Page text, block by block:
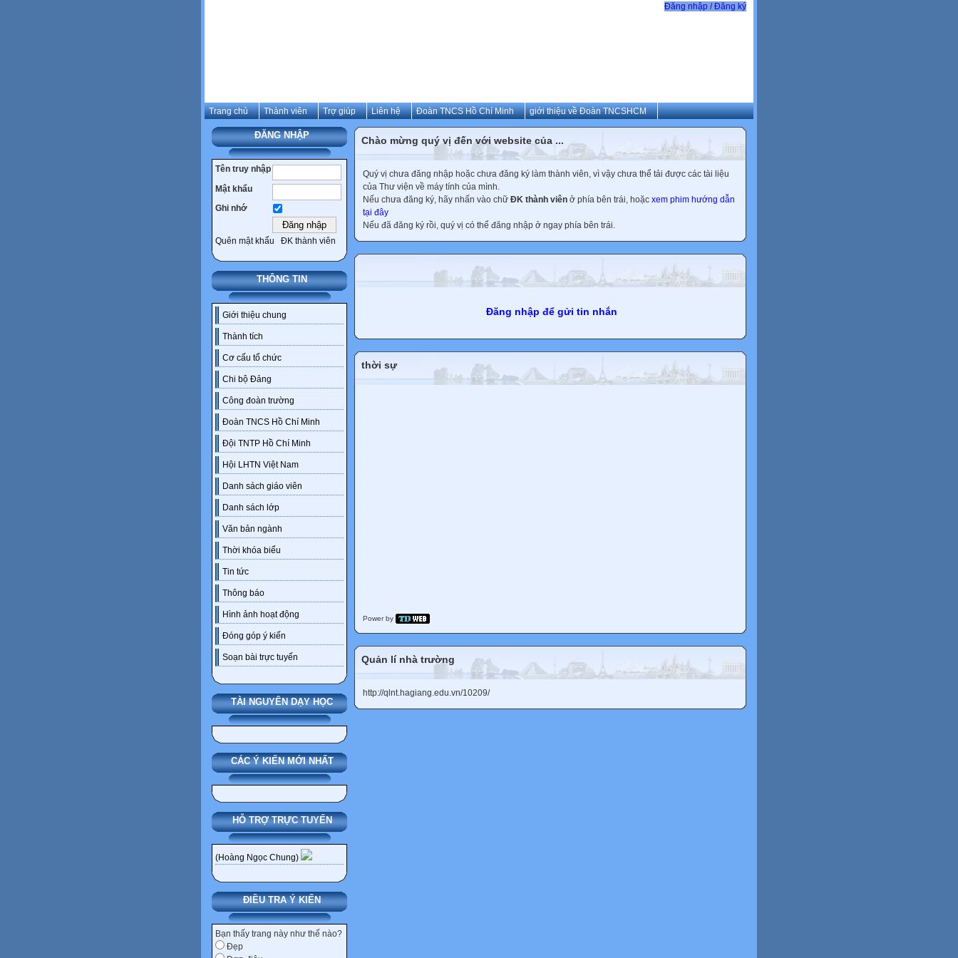
Đăng nhập / Đăng ký
Trang chủ Thành viên Trợ giúp Liên hệ Đoàn TNCS Hồ Chí Minh giới thiệu về Đoàn TNCSHCM
ĐĂNG NHẬP
Tên truy nhập
Mật khẩu
Ghi nhớ
Quên mật khẩu ĐK thành viên
THÔNG TIN
Giới thiệu chung
Thành tích
Cơ cấu tổ chức
Chi bộ Đảng
Công đoàn trường
Đoàn TNCS Hồ Chí Minh
Đội TNTP Hồ Chí Minh
Hội LHTN Việt Nam
Danh sách giáo viên
Danh sách lớp
Văn bản ngành
Thời khóa biểu
Tin tức
Thông báo
Hình ảnh hoạt động
Đóng góp ý kiến
Soạn bài trực tuyến
TÀI NGUYÊN DẠY HỌC
CÁC Ý KIẾN MỚI NHẤT
HỖ TRỢ TRỰC TUYẾN
(Hoàng Ngọc Chung)
ĐIỀU TRA Ý KIẾN
Bạn thấy trang này như thế nào?
Đẹp
Chào mừng quý vị đến với website của ...
Quý vị chưa đăng nhập hoặc chưa đăng ký làm thành viên, vì vậy chưa thể tải được các tài liệu
của Thư viện về máy tính của mình.
Nếu chưa đăng ký, hãy nhấn vào chữ ĐK thành viên ở phía bên trái, hoặc xem phim hướng dẫn
tại đây
Nếu đã đăng ký rồi, quý vị có thể đăng nhập ở ngay phía bên trái.
Đăng nhập để gửi tin nhắn
thời sự
Power by
Quản lí nhà trường
http://qlnt.hagiang.edu.vn/10209/